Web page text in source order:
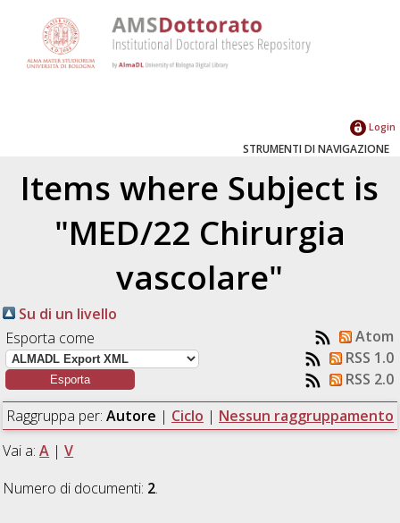
Login
STRUMENTI DI NAVIGAZIONE
Items where Subject is
"MED/22 Chirurgia
vascolare"
Su di un livello
Esporta come
Atom
RSS 1.0
RSS 2.0
Raggruppa per: Autore | Ciclo | Nessun raggruppamento
Vai a:A |V
Numero di documenti: 2.